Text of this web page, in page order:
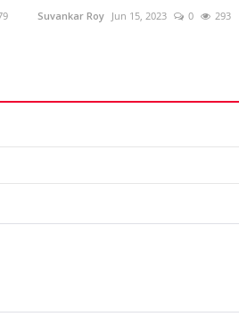
Suvankar Roy Jun 15, 2023 0 293
जमीन पर बना रहा था मकान, निगम ने